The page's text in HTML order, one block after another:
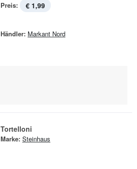
Preis: € 1,99
Händler: Markant Nord
Tortelloni
Marke: Steinhaus